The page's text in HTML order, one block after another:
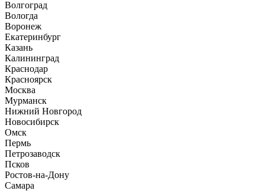
Волгоград
Вологда
Воронеж
Екатеринбург
Казань
Калининград
Краснодар
Красноярск
Москва
Мурманск
Нижний Новгород
Новосибирск
Омск
Пермь
Петрозаводск
Псков
Ростов-на-Дону
Самара